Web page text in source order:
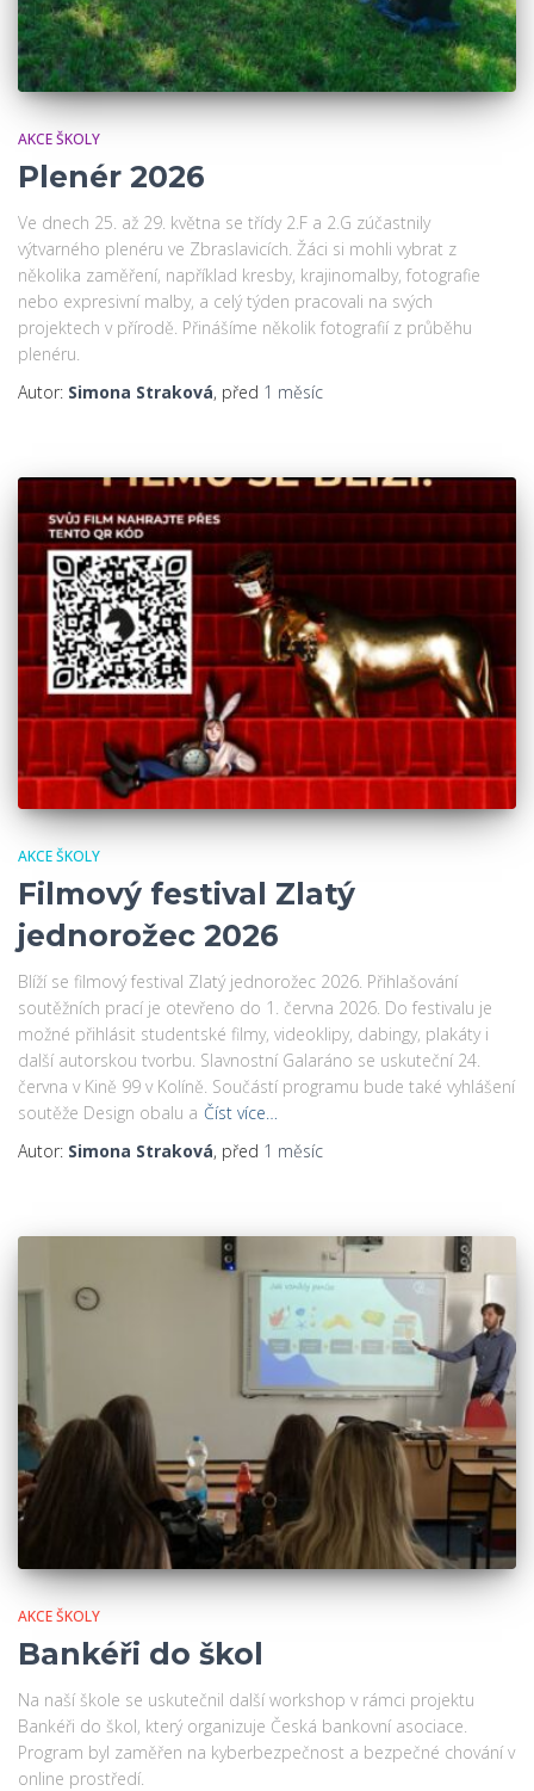
AKCE ŠKOLY
Plenér 2026
Ve dnech 25. až 29. května se třídy 2.F a 2.G zúčastnily
výtvarného plenéru ve Zbraslavicích. Žáci si mohli vybrat z
několika zaměření, například kresby, krajinomalby, fotografie
nebo expresivní malby, a celý týden pracovali na svých
projektech v přírodě. Přinášíme několik fotografií z průběhu
plenéru.
Autor: Simona Straková, před 1 měsíc
AKCE ŠKOLY
Filmový festival Zlatý
jednorožec 2026
Blíží se filmový festival Zlatý jednorožec 2026. Přihlašování
soutěžních prací je otevřeno do 1. června 2026. Do festivalu je
možné přihlásit studentské filmy, videoklipy, dabingy, plakáty i
další autorskou tvorbu. Slavnostní Galaráno se uskuteční 24.
června v Kině 99 v Kolíně. Součástí programu bude také vyhlášení
soutěže Design obalu a Číst více…
Autor: Simona Straková, před 1 měsíc
AKCE ŠKOLY
Bankéři do škol
Na naší škole se uskutečnil další workshop v rámci projektu
Bankéři do škol, který organizuje Česká bankovní asociace.
Program byl zaměřen na kyberbezpečnost a bezpečné chování v
online prostředí.